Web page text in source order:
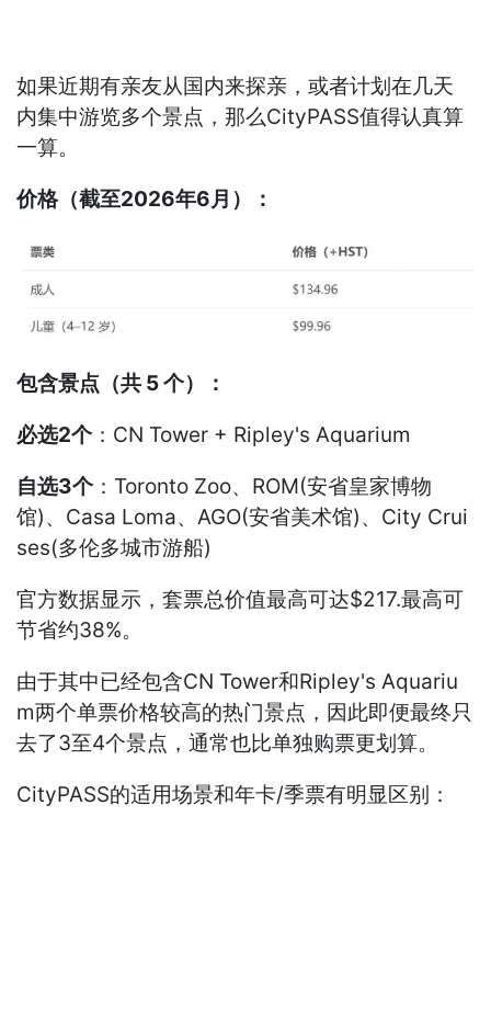
如果近期有亲友从国内来探亲，或者计划在几天
内集中游览多个景点，那么CityPASS值得认真算
一算。
价格（截至2026年6月）：
包含景点（共 5 个）：
必选2个：CN Tower + Ripley's Aquarium
自选3个：Toronto Zoo、ROM(安省皇家博物
馆)、Casa Loma、AGO(安省美术馆)、City Crui
ses(多伦多城市游船)
官方数据显示，套票总价值最高可达$217.最高可
节省约38%。
由于其中已经包含CN Tower和Ripley's Aquariu
m两个单票价格较高的热门景点，因此即便最终只
去了3至4个景点，通常也比单独购票更划算。
CityPASS的适用场景和年卡/季票有明显区别：